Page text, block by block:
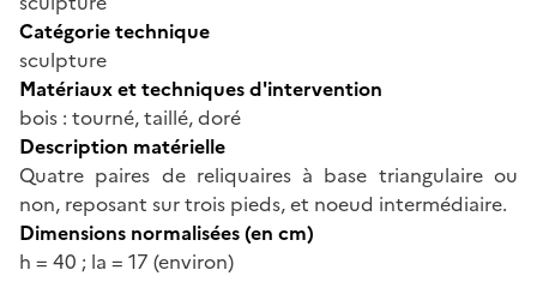
Catégorie technique
sculpture
Matériaux et techniques d'intervention
bois : tourné, taillé, doré
Description matérielle
Quatre paires de reliquaires à base triangulaire ou
non, reposant sur trois pieds, et noeud intermédiaire.
Dimensions normalisées (en cm)
h = 40 ; la = 17 (environ)